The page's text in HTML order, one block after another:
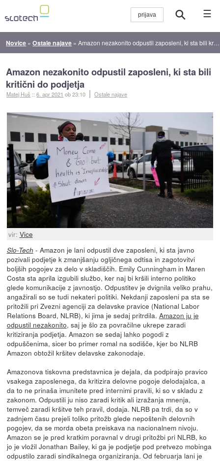
☰
Novice »Ostale najave »Amazon nezakonito odpustil zaposleni, ki sta bili kritični do podjetja
Amazon nezakonito odpustil zaposleni, ki sta bili
kritični do podjetja
Matej Huš ::6. apr 2021 ob 23:10 Ostale najave
vir: Vice
Slo-Tech - Amazon je lani odpustil dve zaposleni, ki sta javno
pozivali podjetje k zmanjšanju ogljičnega odtisa in zagotovitvi
boljših pogojev za delo v skladiščih. Emily Cunningham in Maren
Costa sta aprila izgubili službo, ker naj bi kršili interno politiko
glede komunikacije z javnostjo. Odpustitev je dvignila veliko prahu,
angažirali so se tudi nekateri politiki. Nekdanji zaposleni pa sta se
pritožili pri Zvezni agenciji za delavske pravice (National Labor
Relations Board, NLRB), ki jima je sedaj pritrdila. Amazon ju je
odpustil nezakonito, saj je šlo za povračilne ukrepe zaradi
kritiziranja podjetja. Amazon se sedaj lahko pogodi z
odpuščenima, sicer bo primer romal na sodišče, kjer bo NLRB
Amazon obtožil kršitev delavske zakonodaje.
Amazonova tiskovna predstavnica je dejala, da podpirajo pravico
vsakega zaposlenega, da kritizira delovne pogoje delodajalca, a
da to ne prinaša imunitete pred internimi pravili, ki so v skladu z
zakonom. Odpustili ju niso zaradi kritik ali izražanja mnenja,
temveč zaradi kršitve teh pravil, dodaja. NLRB pa trdi, da so v
zadnjem času prejeli toliko pritožb glede nepoštenih delovnih
pogojev, da se morda obeta preiskava na nacionalnem nivoju.
Amazon se je pred kratkim poravnal v drugi pritožbi pri NLRB, ko
jo je vložil Jonathan Bailey, ki ga je podjetje pod pretvezo mobinga
odpustilo zaradi sindikalnega organiziranja. Od februarja lani je